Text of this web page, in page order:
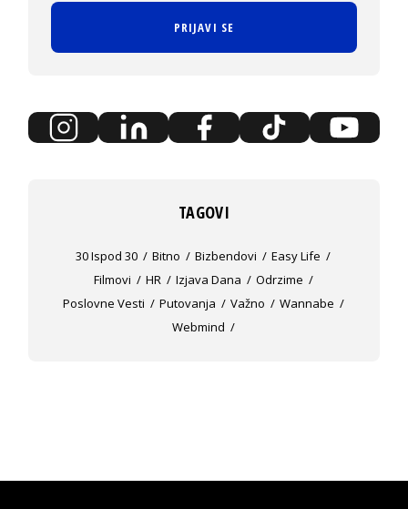
PRIJAVI SE
TAGOVI
30 Ispod 30 Bitno Bizbendovi
Easy Life
Filmovi
HR Izjava Dana
Odrzime
Poslovne Vesti
Putovanja Važno
Wannabe
Webmind